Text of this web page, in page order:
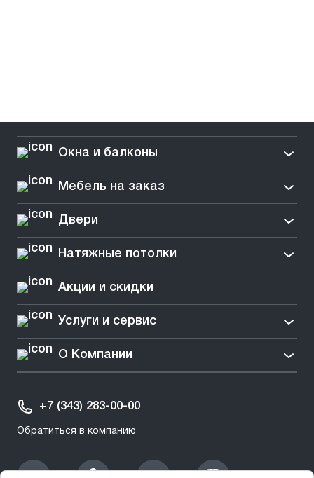
Окна и балконы
Мебель на заказ
Двери
Натяжные потолки
Акции и скидки
Услуги и сервис
О Компании
+7 (343) 283-00-00
Обратиться в компанию